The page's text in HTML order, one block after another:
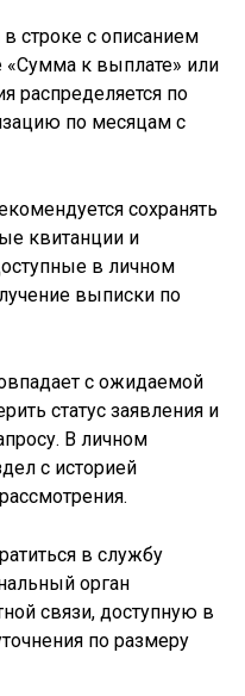
строке с описанием
«Сумма к выплате» или
распределяется по
по месяцам с
сохранять
квитанции и
в личном
выписки по
с ожидаемой
статус заявления и
В личном
с историей
в службу
орган
связи, доступную в
по размеру